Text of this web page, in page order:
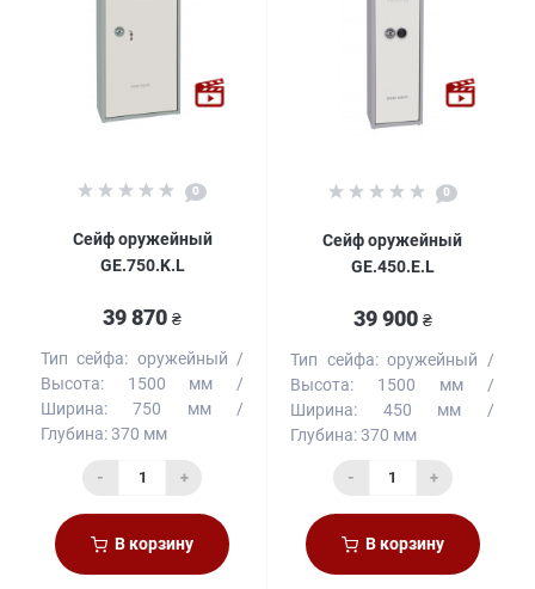
0
Сейф оружейный
GE.750.K.L
39 870 ₴
Тип сейфа: оружейный
Высота:
1500 мм
Ширина:
750 мм
Глубина:370 мм
- +
В корзину
0
Сейф оружейный
GE.450.E.L
39 900 ₴
Тип сейфа: оружейный
Высота:
1500 мм
Ширина:
450 мм
Глубина:370 мм
- +
В корзину